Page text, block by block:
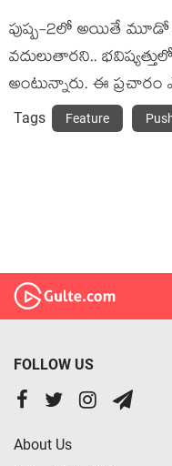
పుష్ప‌-2లో అయితే మూడో
వ‌దులుతార‌ని..
అంటున్నారు. ఈ
Tags Feature
FOLLOW US
About Us